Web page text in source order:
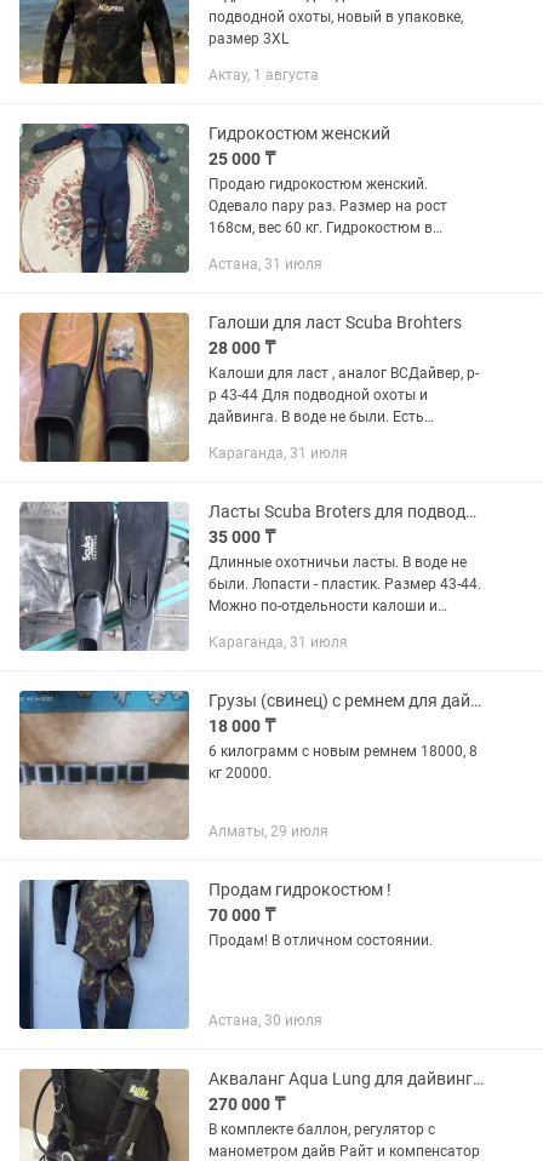
подводной охоты, новый в упаковке,
размер 3XL
Актау, 1 августа
Гидрокостюм женский
25 000 ₸
Продаю гидрокостюм женский.
Одевало пару раз. Размер на рост
168см, вес 60 кг. Гидрокостюм в
Астана, 31 июля
Галоши для ласт Scuba Brohters
28 000 ₸
Калоши для ласт , аналог ВСДайвер, р-
р 43-44 Для подводной охоты и
дайвинга. В воде не были. Есть
Караганда, 31 июля
Ласты Scuba Broters для подводной охоты
35 000 ₸
Длинные охотничьи ласты. В воде не
были. Лопасти - пластик. Размер 43-44.
Можно по-отдельности калоши и
Караганда, 31 июля
Грузы (свинец) с ремнем для дайвинга и подводной охоты.
18 000 ₸
6 килограмм с новым ремнем 18000, 8
кг 20000.
Алматы, 29 июля
Продам гидрокостюм !
70 000 ₸
Продам! В отличном состоянии.
Астана, 30 июля
Акваланг Aqua Lung для дайвинга.
270 000 ₸
В комплекте баллон, регулятор с
манометром дайв Райт и компенсатор